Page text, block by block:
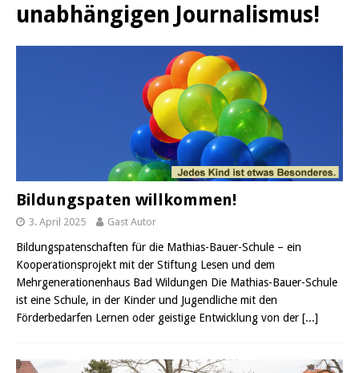
unabhängigen Journalismus!
Bildungspaten willkommen!
3. April 2025 Gast Autor
Bildungspatenschaften für die Mathias-Bauer-Schule – ein
Kooperationsprojekt mit der Stiftung Lesen und dem
Mehrgenerationenhaus Bad Wildungen Die Mathias-Bauer-Schule
ist eine Schule, in der Kinder und Jugendliche mit den
Förderbedarfen Lernen oder geistige Entwicklung von der [...]